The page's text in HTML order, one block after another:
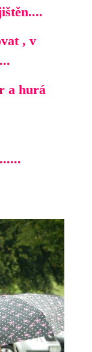
, v
a hurá